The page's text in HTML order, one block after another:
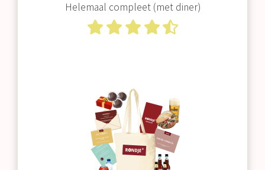
Helemaal compleet (met diner)